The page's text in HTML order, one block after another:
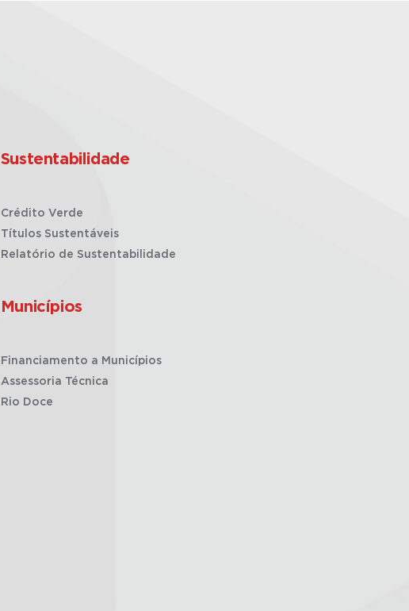
Sustentabilidade
Crédito Verde
Títulos Sustentáveis
Relatório de Sustentabilidade
Municípios
Financiamento a Municípios
Assessoria Técnica
Rio Doce